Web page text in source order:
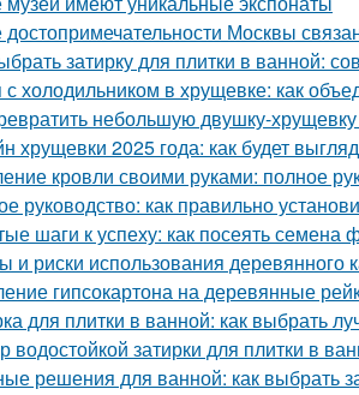
достопримечательности Москвы
затирку для плитки в ванной:
с холодильником в хрущевке: как
небольшую двушку-
хрущевки 2025 года: как будет
кровли своими руками: полное
руководство: как правильно
шаги к успеху: как посеять семена
и риски использования деревянного
гипсокартона на деревянные
для плитки в ванной: как выбрать
водостойкой затирки для плитки в
решения для ванной: как выбрать